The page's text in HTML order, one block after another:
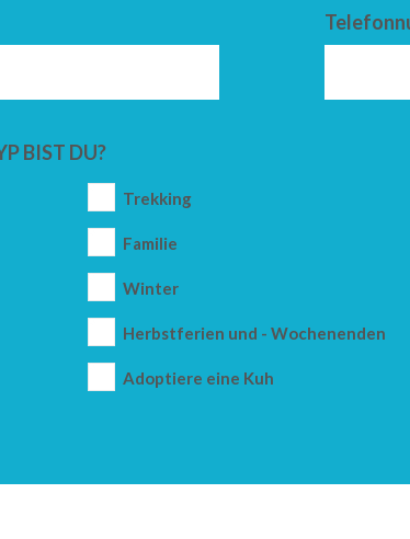
BIST DU?
Trekking
Familie
Winter
Herbstferien und - Wochenenden
Adoptiere eine Kuh